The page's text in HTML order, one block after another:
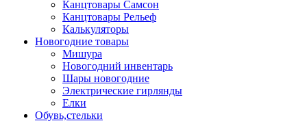
Канцтовары Самсон
Канцтовары Рельеф
Калькуляторы
Новогодние товары
Мишура
Новогодний инвентарь
Шары новогодние
Электрические гирлянды
Елки
Обувь,стельки